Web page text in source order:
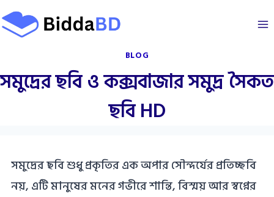
Skip
to
BLOG
সমুদ্রের ছবি ও কক্সবাজার সমুদ্র সৈকত
ছবি HD
সমুদ্রের ছবি শুধু প্রকৃতির এক অপার সৌন্দর্যের প্রতিচ্ছবি
নয়, এটি মানুষের মনের গভীরে শান্তি, বিস্ময় আর স্বপ্নের